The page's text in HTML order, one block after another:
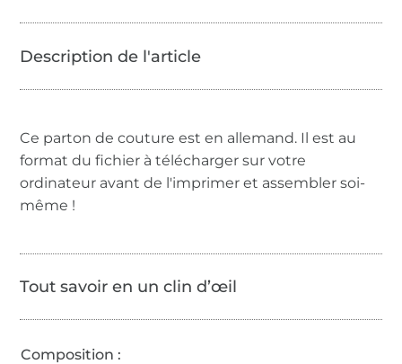
Ce parton de couture est en allemand. Il est au
format du fichier à télécharger sur votre
ordinateur avant de l'imprimer et assembler soi-
même !
Tout savoir en un clin d’œil
Composition :